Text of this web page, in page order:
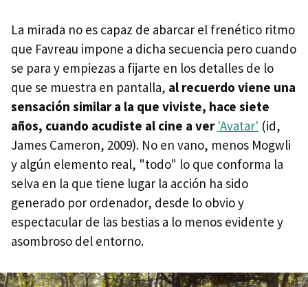
La mirada no es capaz de abarcar el frenético ritmo
que Favreau impone a dicha secuencia pero cuando
se para y empiezas a fijarte en los detalles de lo
que se muestra en pantalla, al recuerdo viene una
sensación similar a la que viviste, hace siete
años, cuando acudiste al cine a ver 'Avatar' (id,
James Cameron, 2009). No en vano, menos Mogwli
y algún elemento real, "todo" lo que conforma la
selva en la que tiene lugar la acción ha sido
generado por ordenador, desde lo obvio y
espectacular de las bestias a lo menos evidente y
asombroso del entorno.